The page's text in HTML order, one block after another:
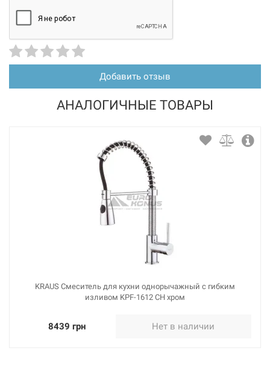
Добавить отзыв
АНАЛОГИЧНЫЕ ТОВАРЫ
KRAUS Смеситель для кухни однорычажный с гибким
изливом KPF-1612 CH хром
8439 грн Нет в наличии